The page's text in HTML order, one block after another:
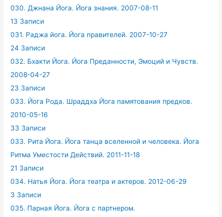
030. Джнана Йога. Йога знания. 2007-08-11
13 Записи
031. Раджа йога. Йога правителей. 2007-10-27
24 Записи
032. Бхакти Йога. Йога Преданности, Эмоций и Чувств.
2008-04-27
23 Записи
033. Йога Рода. Шраддха Йога памятования предков.
2010-05-16
33 Записи
033. Рита Йога. Йога танца вселенной и человека. Йога
Ритма Уместости Действий. 2011-11-18
21 Записи
034. Натья Йога. Йога театра и актеров. 2012-06-29
3 Записи
035. Парная Йога. Йога с партнером.